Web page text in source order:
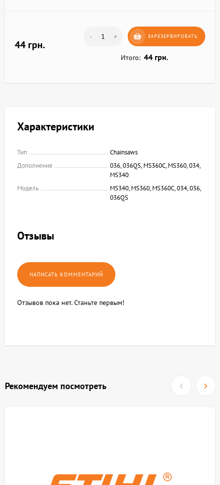
44 грн.
- + ЗАРЕЗЕРВИРОВАТЬ
Итого: 44 грн.
Характеристики
Тип
Chainsaws
Дополнение
036, 036QS, MS360C, MS360, 034,
MS340
Модель
MS340, MS360, MS360C, 034, 036,
036QS
Отзывы
Отзывов пока нет. Станьте первым!
Рекомендуем посмотреть